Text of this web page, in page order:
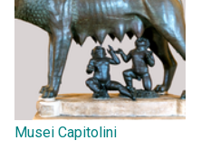
Musei Capitolini